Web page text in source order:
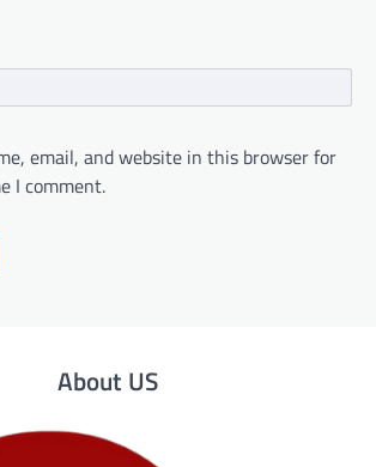
email, and website in this browser for
I comment.
About US